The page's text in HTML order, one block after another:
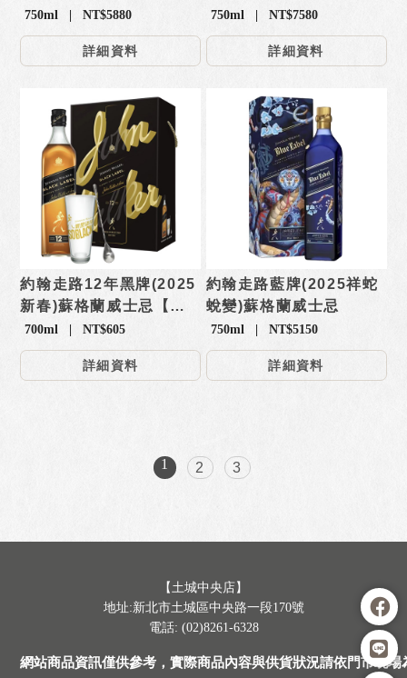
750ml | NT$5880
詳細資料
750ml | NT$7580
詳細資料
約翰走路12年黑牌(2025
新春)蘇格蘭威士忌【禮
盒】
700ml | NT$605
詳細資料
約翰走路藍牌(2025祥蛇
蛻變)蘇格蘭威士忌
750ml | NT$5150
詳細資料
1 2 3
【土城中央店】
地址:新北市土城區中央路一段170號
電話: (02)8261-6328
網站商品資訊僅供參考，實際商品內容與供貨狀況請依門市現場